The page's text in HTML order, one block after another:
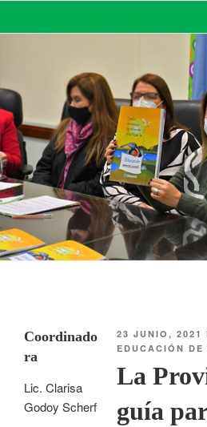
MINISTERIO DE
DE CORRIENTES
23 JUNIO, 2021
EDUCACIÓN DE
La
guía
Coordinado
ra
Lic. Clarisa
Godoy Scherf